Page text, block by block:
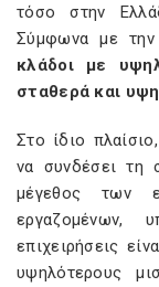
τόσο στην
Σύμφωνα με την
κλάδοι με
σταθερά και
Στο ίδιο
να συνδέσει τη
μέγεθος των
εργαζομένων,
επιχειρήσεις
υψηλότερους